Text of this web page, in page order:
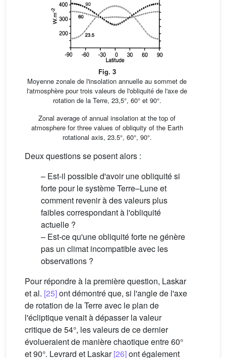
Fig. 3
Moyenne zonale de l'insolation annuelle au sommet de
l'atmosphère pour trois valeurs de l'obliquité de l'axe de
rotation de la Terre, 23,5°, 60° et 90°.
Zonal average of annual insolation at the top of
atmosphere for three values of obliquity of the Earth
rotational axis, 23.5°, 60°, 90°.
Deux questions se posent alors :
– Est-il possible d'avoir une obliquité si
forte pour le système Terre–Lune et
comment revenir à des valeurs plus
faibles correspondant à l'obliquité
actuelle ?
– Est-ce qu'une obliquité forte ne génère
pas un climat incompatible avec les
observations ?
Pour répondre à la première question, Laskar
et al. [25]ont démontré que, si l'angle de l'axe
de rotation de la Terre avec le plan de
l'écliptique venait à dépasser la valeur
critique de 54°, les valeurs de ce dernier
évolueraient de manière chaotique entre 60°
et 90°. Levrard et Laskar[26]ont également